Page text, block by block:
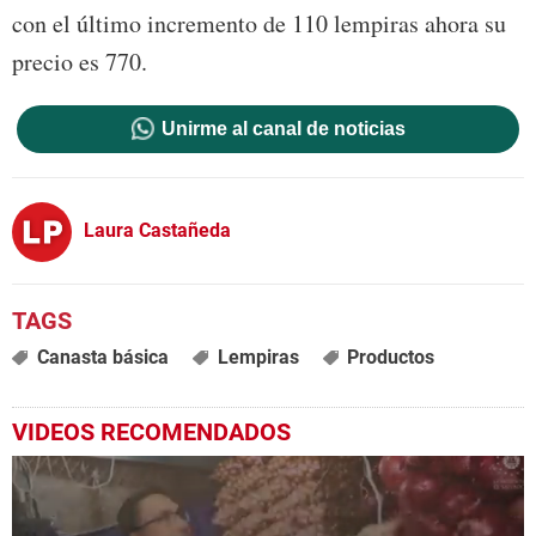
con el último incremento de 110 lempiras ahora su
precio es 770.
Unirme al canal de noticias
Laura Castañeda
Canasta básica Lempiras Productos
VIDEOS RECOMENDADOS